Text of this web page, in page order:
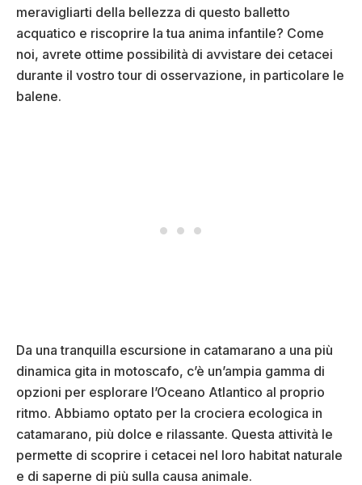
meravigliarti della bellezza di questo balletto
acquatico e riscoprire la tua anima infantile? Come
noi, avrete ottime possibilità di avvistare dei cetacei
durante il vostro tour di osservazione, in particolare le
balene.
Da una tranquilla escursione in catamarano a una più
dinamica gita in motoscafo, c’è un’ampia gamma di
opzioni per esplorare l’Oceano Atlantico al proprio
ritmo. Abbiamo optato per la crociera ecologica in
catamarano, più dolce e rilassante. Questa attività le
permette di scoprire i cetacei nel loro habitat naturale
e di saperne di più sulla causa animale.